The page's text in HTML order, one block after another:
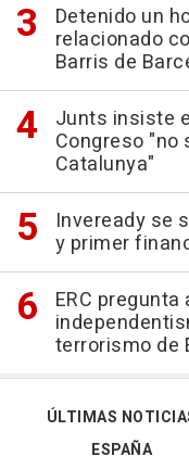
Detenido un
relacionado
Barris de
Junts insiste
Congreso "no
Catalunya"
Inveready se
y primer
ERC
terrorismo de
ÚLTIMAS
ESPAÑA